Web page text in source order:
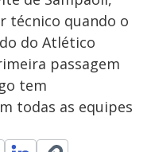
técnico quando o
do Atlético
passagem
tem
todas as equipes